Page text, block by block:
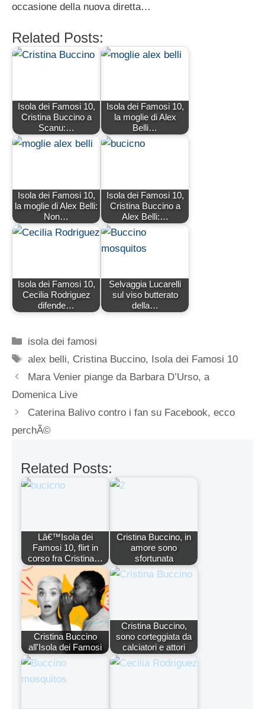
occasione della nuova diretta…
Related Posts:
Isola dei Famosi 10,
Cristina Buccino a
Scanu:…
Isola dei Famosi 10,
la moglie di Alex
Belli…
Isola dei Famosi 10,
la moglie di Alex Belli:
Non…
Isola dei Famosi 10,
Cristina Buccino a
Alex Belli:…
Isola dei Famosi 10,
Cecilia Rodriguez
difende…
Selvaggia Lucarelli
sul viso butterato
della…
Categorie
isola dei famosi
Tag
alex belli, Cristina Buccino, Isola dei Famosi 10
Mara Venier piange da Barbara D’Urso, a
Domenica Live
Caterina Balivo contro i fan su Facebook, ecco
perchÃ©
Related Posts:
Lâ€™Isola dei
Famosi 10, flirt in
corso fra Cristina…
Cristina Buccino, in
amore sono
sfortunata
Cristina Buccino
all'Isola dei Famosi
Cristina Buccino,
sono corteggiata da
calciatori e attori